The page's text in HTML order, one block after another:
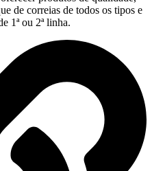
de correias de todos os tipos e
1ª ou 2ª linha.